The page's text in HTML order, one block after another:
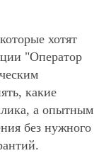
хотят
"Оператор
какие
а опытным
без нужного